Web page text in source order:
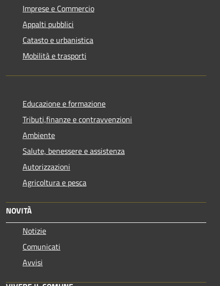
Imprese e Commercio
Appalti pubblici
Catasto e urbanistica
Mobilità e trasporti
Educazione e formazione
Tributi,finanze e contravvenzioni
Ambiente
Salute, benessere e assistenza
Autorizzazioni
Agricoltura e pesca
NOVITÀ
Notizie
Comunicati
Avvisi